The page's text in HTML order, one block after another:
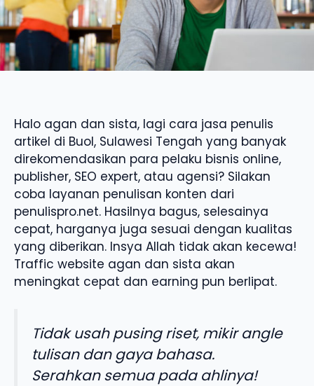
Halo agan dan sista, lagi cara jasa penulis
artikel di Buol, Sulawesi Tengah yang banyak
direkomendasikan para pelaku bisnis online,
publisher, SEO expert, atau agensi? Silakan
coba layanan penulisan konten dari
penulispro.net. Hasilnya bagus, selesainya
cepat, harganya juga sesuai dengan kualitas
yang diberikan. Insya Allah tidak akan kecewa!
Traffic website agan dan sista akan
meningkat cepat dan earning pun berlipat.
Tidak usah pusing riset, mikir angle
tulisan dan gaya bahasa.
Serahkan semua pada ahlinya!